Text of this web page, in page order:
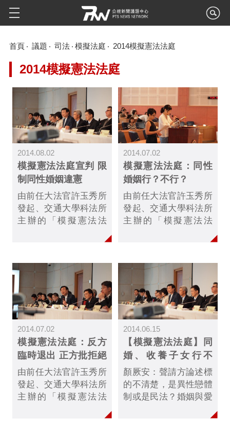
首頁 議題 司法 模擬法庭 2014模擬憲法法庭
2014模擬憲法法庭
2014.08.02
模擬憲法法庭宣判 限
制同性婚姻違憲
由前任大法官許玉秀所
發起、交通大學科法所
主辦的「模擬憲法法
制同性伴侶結婚、同志
關規定是否違反憲法保
障之基本人權。六月中
舉行言詞辯論，雖反方
未到場，大法官裁示照
常舉行，並於8月1日宣
判。宣判結果認為，民
法第972、982、
1074、1075條確實限
制同性結婚及收養子女
的自由，違反憲法所保
障的平等、言論自由、
利與精神；但第1072條
2014.07.02
模擬憲法法庭：同性
婚姻行？不行？
由前任大法官許玉秀所
發起、交通大學科法所
主辦的「模擬憲法法
972條、1072條、1074
婚、同志家庭收養子
女，討論相關規定是否
違反憲法保障之基本人
權，並於6月14日進行
言詞辯論。
2014.07.02
模擬憲法法庭：反方
臨時退出 正方批拒絕
對話
由前任大法官許玉秀所
發起、交通大學科法所
主辦的「模擬憲法法
972條、1072條、1074
2014.06.15
【模擬憲法法庭】同
婚、收養子女行不
行？鑑定人意見
顏厥安：聲請方論述標
的不清楚，是異性戀體
制或是民法？婚姻與愛
因為有些人有需求就認